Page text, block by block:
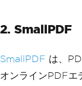
2. SmallPDF
SmallPDF は、
オンラインPDFエ